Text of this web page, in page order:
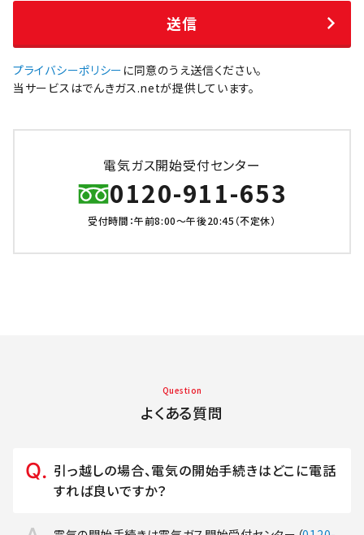
プライバシーポリシー に同意のうえ送信ください。
当サービスはでんきガス.netが提供しています。
電気ガス開始受付センター
0120-911-653
受付時間：午前8:00～午後20:45（不定休）
Question
よくある質問
引っ越しの場合、電気の開始手続きはどこに電話
すれば良いですか？